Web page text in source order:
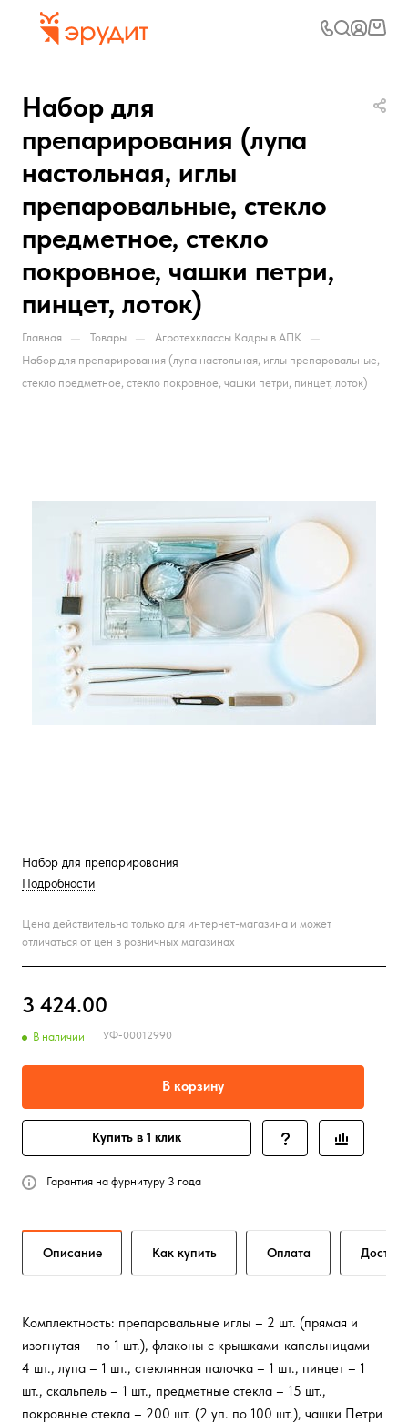
Набор для
препарирования (лупа
настольная, иглы
препаровальные, стекло
предметное, стекло
покровное, чашки петри,
пинцет, лоток)
Главная — Товары — Агротехклассы Кадры в АПК —
Набор для препарирования (лупа настольная, иглы препаровальные,
стекло предметное, стекло покровное, чашки петри, пинцет, лоток)
Набор для препарирования
Подробности
Цена действительна только для интернет-магазина и может
отличаться от цен в розничных магазинах
3 424.00
В наличии УФ-00012990
В корзину
Купить в 1 клик
Гарантия на фурнитуру 3 года
Описание Как купить Оплата
Комплектность: препаровальные иглы – 2 шт. (прямая и
изогнутая – по 1 шт.), флаконы с крышками-капельницами –
4 шт., лупа – 1 шт., стеклянная палочка – 1 шт., пинцет – 1
шт., скальпель – 1 шт., предметные стекла – 15 шт.,
покровные стекла – 200 шт. (2 уп. по 100 шт.), чашки Петри